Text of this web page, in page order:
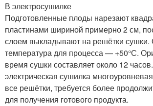
В электросушилке
Подготовленные плоды нарезают
пластинами шириной примерно 2 см,
слоем выкладывают на решётки сушки.
температура для процесса — +50°С.
время сушки составляет около 12
электрическая сушилка
все решётки, требуется более
для получения готового продукта.